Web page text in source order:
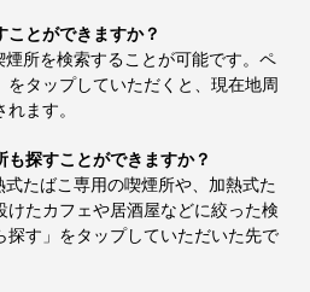
とができますか？
所を検索することが可能です。ペ
タップしていただくと、現在地周
ます。
探すことができますか？
たばこ専用の喫煙所や、加熱式た
けたカフェや居酒屋などに絞った検
探す」をタップしていただいた先で